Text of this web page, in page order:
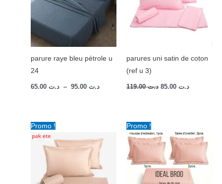
parure raye bleu pétrole u
24
د.ت – د.ت
parures uni satin de coton
(ref u 3)
د.ت119.00 د.ت
Promo !
prix :
د.ت 65.00
Promo !
de
prix :
د.ت 65.00